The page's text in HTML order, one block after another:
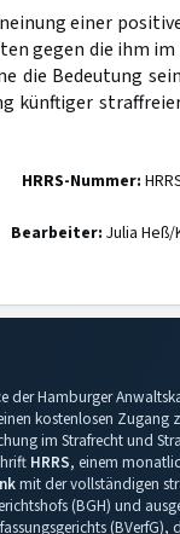
einer
gegen die ihm im
die Bedeutung
künftiger
HRRS-Nummer:
Bearbeiter: Julia
der Hamburger
kostenlosen Zugang
im Strafrecht und
HRRS, einem
mit der vollständigen
(BGH) und
(BVerfG),